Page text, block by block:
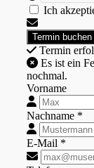
Ich
Termin
nochmal.
Vorname
Nachname *
E-Mail *